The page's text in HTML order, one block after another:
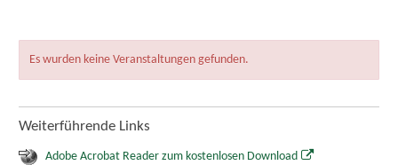
Es wurden keine Veranstaltungen gefunden.
Weiterführende Links
Adobe Acrobat Reader zum kostenlosen Download